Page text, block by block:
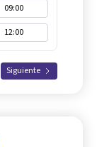
09:00
12:00
Siguiente